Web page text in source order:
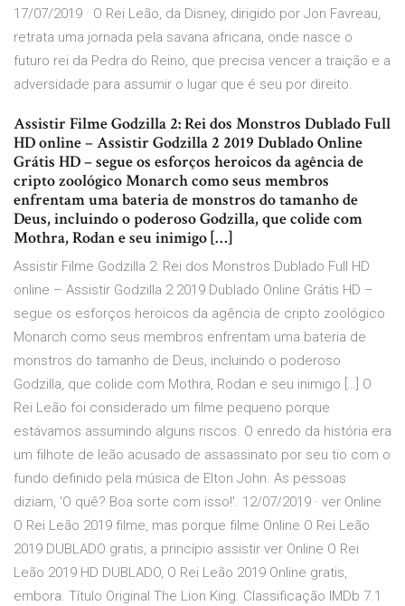
17/07/2019 · O Rei Leão, da Disney, dirigido por Jon Favreau,
retrata uma jornada pela savana africana, onde nasce o
futuro rei da Pedra do Reino, que precisa vencer a traição e a
adversidade para assumir o lugar que é seu por direito.
Assistir Filme Godzilla 2: Rei dos Monstros Dublado Full
HD online – Assistir Godzilla 2 2019 Dublado Online
Grátis HD – segue os esforços heroicos da agência de
cripto zoológico Monarch como seus membros
enfrentam uma bateria de monstros do tamanho de
Deus, incluindo o poderoso Godzilla, que colide com
Mothra, Rodan e seu inimigo […]
Assistir Filme Godzilla 2: Rei dos Monstros Dublado Full HD
online – Assistir Godzilla 2 2019 Dublado Online Grátis HD –
segue os esforços heroicos da agência de cripto zoológico
Monarch como seus membros enfrentam uma bateria de
monstros do tamanho de Deus, incluindo o poderoso
Godzilla, que colide com Mothra, Rodan e seu inimigo […] O
Rei Leão foi considerado um filme pequeno porque
estávamos assumindo alguns riscos. O enredo da história era
um filhote de leão acusado de assassinato por seu tio com o
fundo definido pela música de Elton John. As pessoas
diziam, 'O quê? Boa sorte com isso!'. 12/07/2019 · ver Online
O Rei Leão 2019 filme, mas porque filme Online O Rei Leão
2019 DUBLADO gratis, a princípio assistir ver Online O Rei
Leão 2019 HD DUBLADO, O Rei Leão 2019 Online gratis,
embora. Título Original The Lion King. Classificação IMDb 7.1